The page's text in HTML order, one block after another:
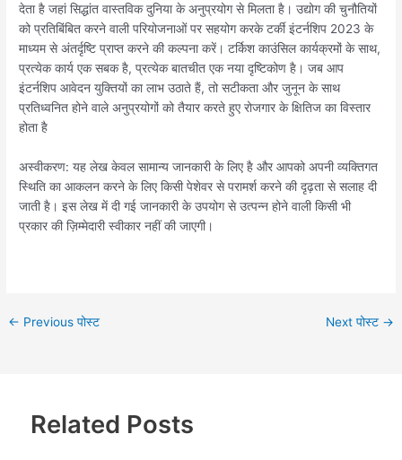
देता है जहां सिद्धांत वास्तविक दुनिया के अनुप्रयोग से मिलता है। उद्योग की चुनौतियों
को प्रतिबिंबित करने वाली परियोजनाओं पर सहयोग करके टर्की इंटर्नशिप 2023 के
माध्यम से अंतर्दृष्टि प्राप्त करने की कल्पना करें। टर्किश काउंसिल कार्यक्रमों के साथ,
प्रत्येक कार्य एक सबक है, प्रत्येक बातचीत एक नया दृष्टिकोण है। जब आप
इंटर्नशिप आवेदन युक्तियों का लाभ उठाते हैं, तो सटीकता और जुनून के साथ
प्रतिध्वनित होने वाले अनुप्रयोगों को तैयार करते हुए रोजगार के क्षितिज का विस्तार
होता है
अस्वीकरण: यह लेख केवल सामान्य जानकारी के लिए है और आपको अपनी व्यक्तिगत
स्थिति का आकलन करने के लिए किसी पेशेवर से परामर्श करने की दृढ़ता से सलाह दी
जाती है। इस लेख में दी गई जानकारी के उपयोग से उत्पन्न होने वाली किसी भी
प्रकार की ज़िम्मेदारी स्वीकार नहीं की जाएगी।
← Previous पोस्ट Next पोस्ट →
Related Posts